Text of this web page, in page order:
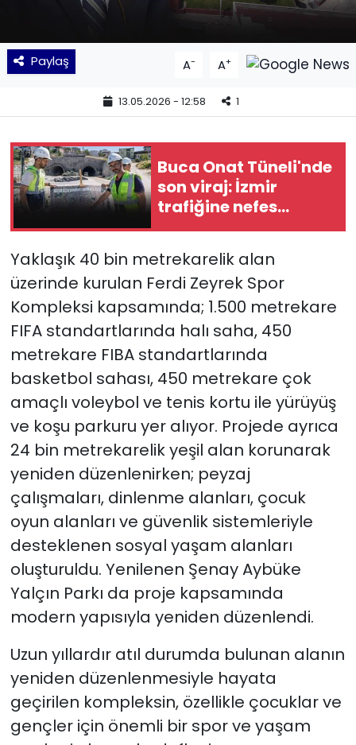
Paylaş A- A+
13.05.2026 - 12:58 1
Buca Onat Tüneli'nde
son viraj: İzmir
trafiğine nefes
aldıracak
Yaklaşık 40 bin metrekarelik alan
üzerinde kurulan Ferdi Zeyrek Spor
Kompleksi kapsamında; 1.500 metrekare
FIFA standartlarında halı saha, 450
metrekare FIBA standartlarında
basketbol sahası, 450 metrekare çok
amaçlı voleybol ve tenis kortu ile yürüyüş
ve koşu parkuru yer alıyor. Projede ayrıca
24 bin metrekarelik yeşil alan korunarak
yeniden düzenlenirken; peyzaj
çalışmaları, dinlenme alanları, çocuk
oyun alanları ve güvenlik sistemleriyle
desteklenen sosyal yaşam alanları
oluşturuldu. Yenilenen Şenay Aybüke
Yalçın Parkı da proje kapsamında
modern yapısıyla yeniden düzenlendi.
Uzun yıllardır atıl durumda bulunan alanın
yeniden düzenlenmesiyle hayata
geçirilen kompleksin, özellikle çocuklar ve
gençler için önemli bir spor ve yaşam
YEREL POLİTİKA
YEREL YÖNETİMLER
Yurt